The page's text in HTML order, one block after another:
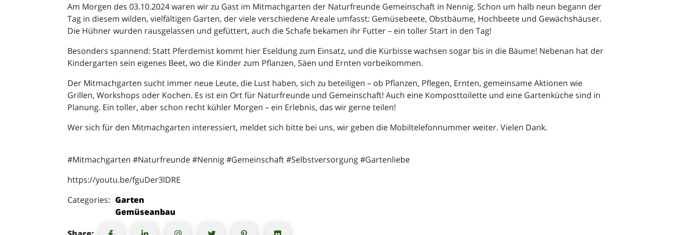
Am Morgen des 03.10.2024 waren wir zu Gast im Mitmachgarten der Naturfreunde Gemeinschaft in Nennig. Schon um halb neun begann der
Tag in diesem wilden, vielfältigen Garten, der viele verschiedene Areale umfasst: Gemüsebeete, Obstbäume, Hochbeete und Gewächshäuser.
Die Hühner wurden rausgelassen und gefüttert, auch die Schafe bekamen ihr Futter – ein toller Start in den Tag!
Besonders spannend: Statt Pferdemist kommt hier Eseldung zum Einsatz, und die Kürbisse wachsen sogar bis in die Bäume! Nebenan hat der
Kindergarten sein eigenes Beet, wo die Kinder zum Pflanzen, Säen und Ernten vorbeikommen.
Der Mitmachgarten sucht immer neue Leute, die Lust haben, sich zu beteiligen – ob Pflanzen, Pflegen, Ernten, gemeinsame Aktionen wie
Grillen, Workshops oder Kochen. Es ist ein Ort für Naturfreunde und Gemeinschaft! Auch eine Komposttoilette und eine Gartenküche sind in
Planung. Ein toller, aber schon recht kühler Morgen – ein Erlebnis, das wir gerne teilen!
Wer sich für den Mitmachgarten interessiert, meldet sich bitte bei uns, wir geben die Mobiltelefonnummer weiter. Vielen Dank.
#Mitmachgarten #Naturfreunde #Nennig #Gemeinschaft #Selbstversorgung #Gartenliebe
https://youtu.be/fguDer3lDRE
Categories: Garten
Gemüseanbau